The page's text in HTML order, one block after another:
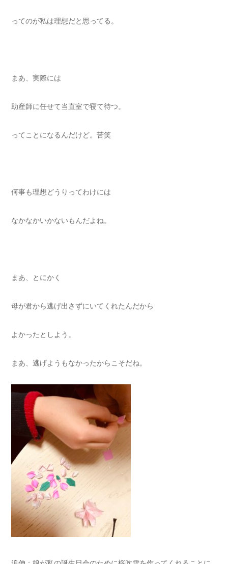
ってのが私は理想だと思ってる。
まあ、実際には
助産師に任せて当直室で寝て待つ。
ってことになるんだけど。苦笑
何事も理想どうりってわけには
なかなかいかないもんだよね。
まあ、とにかく
母が君から逃げ出さずにいてくれたんだから
よかったとしよう。
まあ、逃げようもなかったからこそだね。